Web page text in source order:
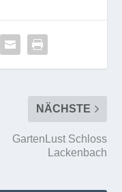
NÄCHSTE
GartenLust Schloss
Lackenbach